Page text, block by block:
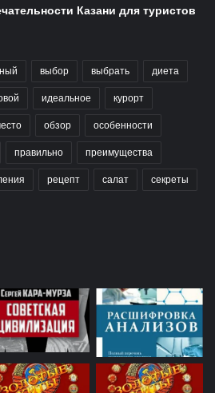
Казани для туристов
выбор выбрать диета
идеальное курорт
обзор особенности
правильно преимущества
рецепт салат секреты